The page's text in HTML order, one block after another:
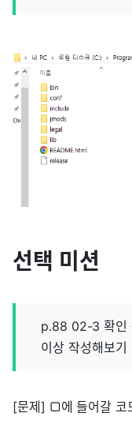
선택 미션
p.88 02-3 확인
이상 작성해보기
[문제] ▢에 들어갈 코